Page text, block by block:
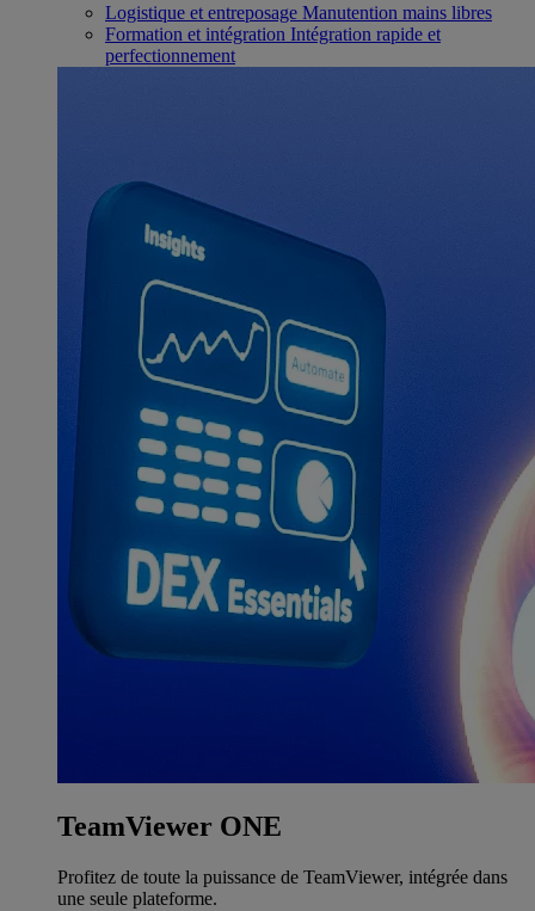
Logistique et entreposage Manutention mains libres
Formation et intégration Intégration rapide et
perfectionnement
TeamViewer ONE
Profitez de toute la puissance de TeamViewer, intégrée dans
une seule plateforme.